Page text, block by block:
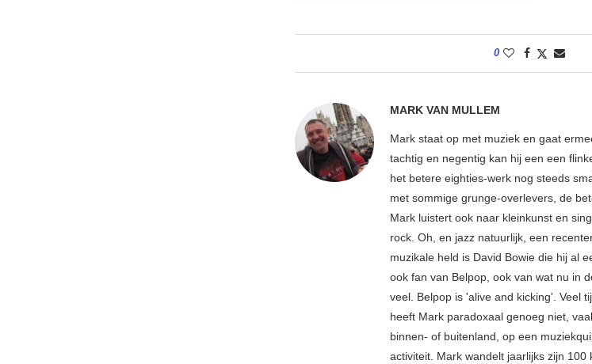
0
MARK VAN MULLEM
Mark staat op met muziek en gaat
tachtig en negentig kan hij een een
het betere eighties-werk nog steeds
met sommige grunge-overlevers, de
Mark luistert ook naar kleinkunst en
rock. Oh, en jazz natuurlijk, een
muzikale held is David Bowie die hij al
ook fan van Belpop, ook van wat nu in
veel. Belpop is 'alive and kicking'. Veel
heeft Mark paradoxaal genoeg niet,
binnen- of buitenland, op een
activiteit. Mark wandelt jaarlijks zijn